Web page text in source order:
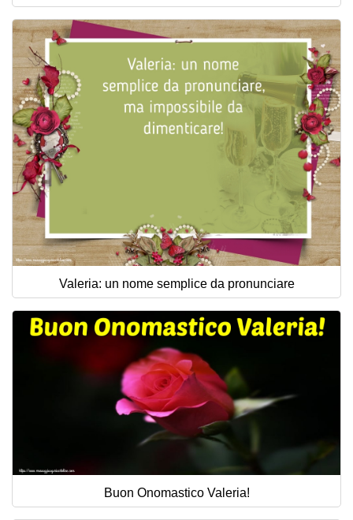
Valeria: un nome semplice da pronunciare
Buon Onomastico Valeria!